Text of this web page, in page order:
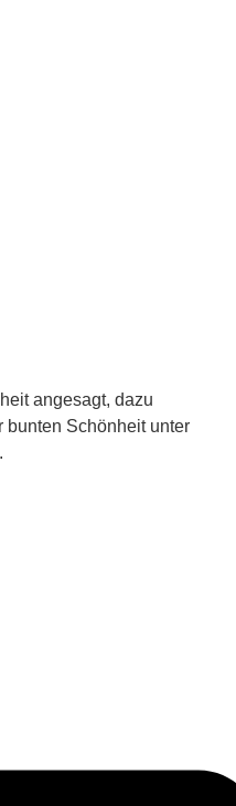
angesagt, dazu
bunten Schönheit unter